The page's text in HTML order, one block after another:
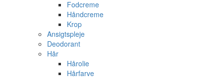
Fodcreme
Håndcreme
Krop
Ansigtspleje
Deodorant
Hår
Hårolie
Hårfarve